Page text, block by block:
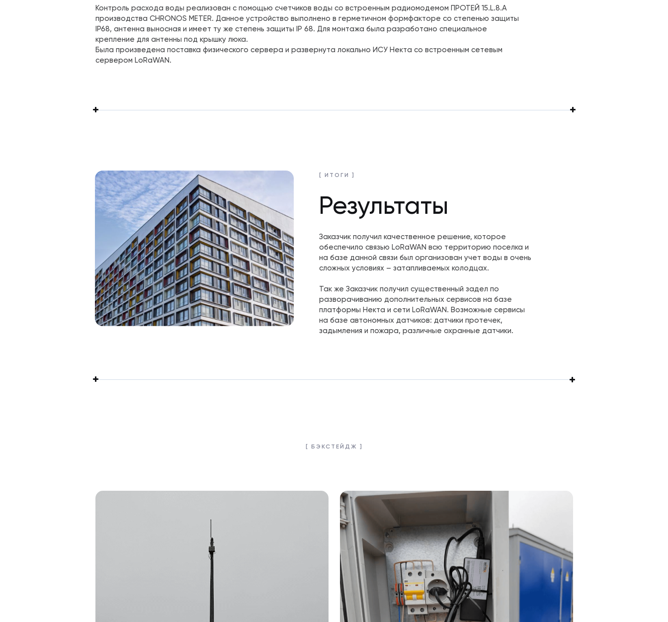
Контроль расхода воды реализован с помощью счетчиков воды со встроенным радиомодемом ПРОТЕЙ 15.L.8.A
производства CHRONOS METER. Данное устройство выполнено в герметичном формфакторе со степенью защиты
IP68, антенна выносная и имеет ту же степень защиты IP 68. Для монтажа была разработано специальное
крепление для антенны под крышку люка.
Была произведена поставка физического сервера и развернута локально ИСУ Некта со встроенным сетевым
сервером LoRaWAN.
[ ИТОГИ ]
Результаты
Заказчик получил качественное решение, которое
обеспечило связью LoRaWAN всю территорию поселка и
на базе данной связи был организован учет воды в очень
сложных условиях – затапливаемых колодцах.
Так же Заказчик получил существенный задел по
разворачиванию дополнительных сервисов на базе
платформы Некта и сети LoRaWAN. Возможные сервисы
на базе автономных датчиков: датчики протечек,
задымления и пожара, различные охранные датчики.
[ БЭКСТЕЙДЖ ]